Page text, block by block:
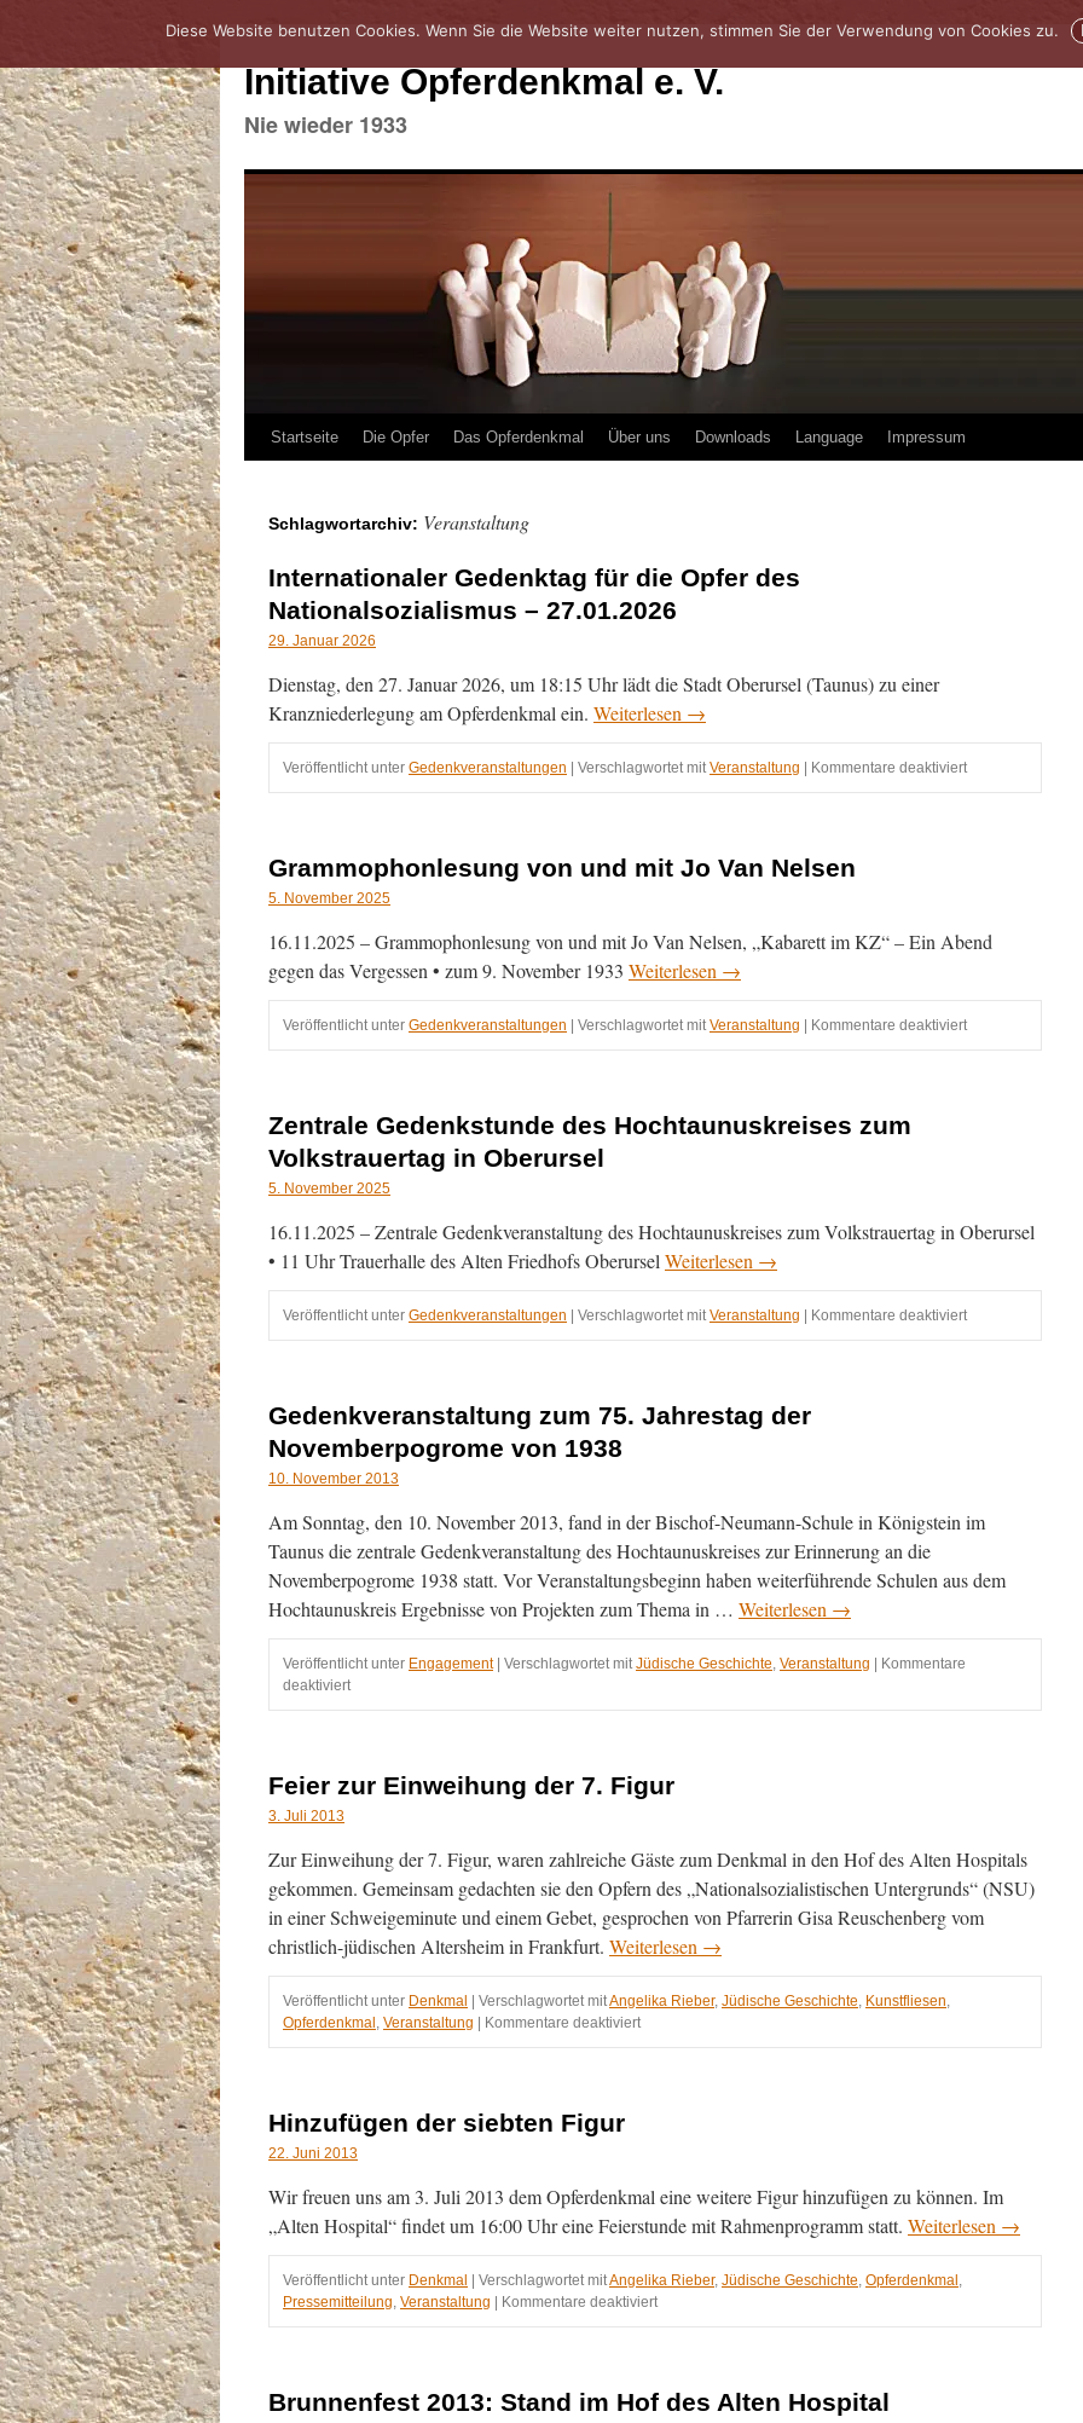
Initiative Opferdenkmal e. V.
Nie wieder 1933
Zum
springen
Startseite Die Opfer Das Opferdenkmal Über uns Downloads Language Impressum
Schlagwortarchiv: Veranstaltung
Internationaler Gedenktag für die Opfer des
Nationalsozialismus – 27.01.2026
29. Januar 2026
Dienstag, den 27. Januar 2026, um 18:15 Uhr lädt die Stadt Oberursel (Taunus) zu einer
Kranzniederlegung am Opferdenkmal ein. Weiterlesen →
Veröffentlicht unter Gedenkveranstaltungen Verschlagwortet mit Veranstaltung Kommentare deaktiviertfür
Internationaler
–
Grammophonlesung von und mit Jo Van Nelsen
5. November 2025
16.11.2025 – Grammophonlesung von und mit Jo Van Nelsen, „Kabarett im KZ“ – Ein Abend
gegen das Vergessen • zum 9. November 1933 Weiterlesen →
Veröffentlicht unter Gedenkveranstaltungen Verschlagwortet mit Veranstaltung Kommentare deaktiviertfür
Zentrale Gedenkstunde des Hochtaunuskreises zum
Volkstrauertag in Oberursel
5. November 2025
16.11.2025 – Zentrale Gedenkveranstaltung des Hochtaunuskreises zum Volkstrauertag in Oberursel
• 11 Uhr Trauerhalle des Alten Friedhofs Oberursel Weiterlesen →
Veröffentlicht unter Gedenkveranstaltungen Verschlagwortet mit Veranstaltung Kommentare deaktiviertfür
Zentrale
Gedenkveranstaltung zum 75. Jahrestag der
Novemberpogrome von 1938
10. November 2013
Am Sonntag, den 10. November 2013, fand in der Bischof-Neumann-Schule in Königstein im
Taunus die zentrale Gedenkveranstaltung des Hochtaunuskreises zur Erinnerung an die
Novemberpogrome 1938 statt. Vor Veranstaltungsbeginn haben weiterführende Schulen aus dem
Hochtaunuskreis Ergebnisse von Projekten zum Thema in … Weiterlesen →
Veröffentlicht unter Engagement Verschlagwortet mit Jüdische Geschichte, Veranstaltung
Kommentare
deaktiviertfür
Gedenkveranstaltung
der
1938
Feier zur Einweihung der 7. Figur
3. Juli 2013
Zur Einweihung der 7. Figur, waren zahlreiche Gäste zum Denkmal in den Hof des Alten Hospitals
gekommen. Gemeinsam gedachten sie den Opfern des „Nationalsozialistischen Untergrunds“ (NSU)
in einer Schweigeminute und einem Gebet, gesprochen von Pfarrerin Gisa Reuschenberg vom
christlich-jüdischen Altersheim in Frankfurt. Weiterlesen →
Veröffentlicht unter Denkmal Verschlagwortet mitAngelika Rieber, Jüdische Geschichte, Kunstfliesen,
Opferdenkmal , Veranstaltung Kommentare deaktiviertfür
Feier
Hinzufügen der siebten Figur
22. Juni 2013
Wir freuen uns am 3. Juli 2013 dem Opferdenkmal eine weitere Figur hinzufügen zu können. Im
„Alten Hospital“ findet um 16:00 Uhr eine Feierstunde mit Rahmenprogramm statt. Weiterlesen →
Veröffentlicht unter Denkmal Verschlagwortet mitAngelika Rieber, Jüdische Geschichte, Opferdenkmal ,
Pressemitteilung, Veranstaltung Kommentare deaktiviertfür
Hinzufügen
Brunnenfest 2013: Stand im Hof des Alten Hospital
Diese Website benutzen Cookies. Wenn Sie die Website weiter nutzen, stimmen Sie der Verwendung von Cookies zu.